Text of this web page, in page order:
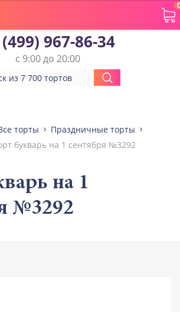
967-86-34
с 9:00 до 20:00
торты
Праздничные торты
букварь на 1 сентября №3292
на 1
№3292